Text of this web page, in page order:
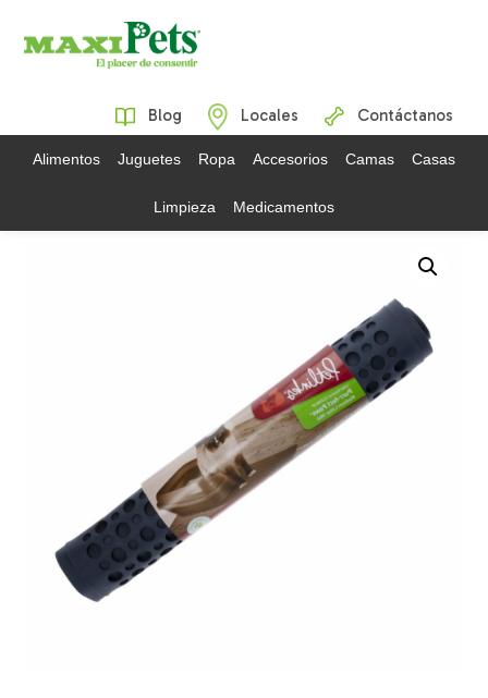
Blog Locales Contáctanos
Alimentos Juguetes Ropa Accesorios Camas Casas
Limpieza Medicamentos